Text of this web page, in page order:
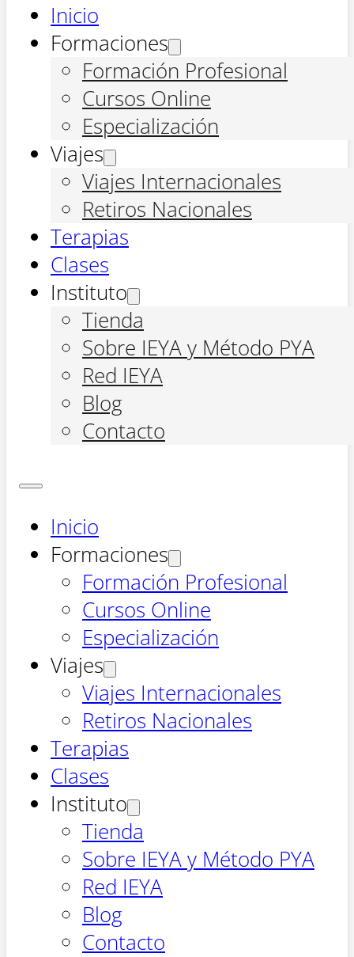
Inicio
Formaciones
Formación Profesional
Cursos Online
Especialización
Viajes
Viajes Internacionales
Retiros Nacionales
Terapias
Clases
Instituto
Tienda
Sobre IEYA y Método PYA
Red IEYA
Blog
Contacto
Inicio
Formaciones
Formación Profesional
Cursos Online
Especialización
Viajes
Viajes Internacionales
Retiros Nacionales
Terapias
Clases
Instituto
Tienda
Sobre IEYA y Método PYA
Red IEYA
Blog
Contacto